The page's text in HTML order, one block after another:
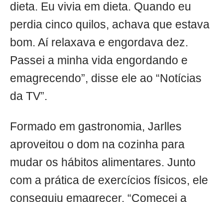
dieta. Eu vivia em dieta. Quando eu
perdia cinco quilos, achava que estava
bom. Aí relaxava e engordava dez.
Passei a minha vida engordando e
emagrecendo”, disse ele ao “Notícias
da TV”.
Formado em gastronomia, Jarlles
aproveitou o dom na cozinha para
mudar os hábitos alimentares. Junto
com a prática de exercícios físicos, ele
conseguiu emagrecer. “Comecei a